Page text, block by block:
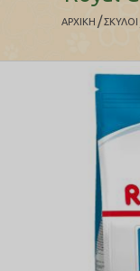
ΑΡΧΙΚΉ / ΣΚΥΛΟΙ